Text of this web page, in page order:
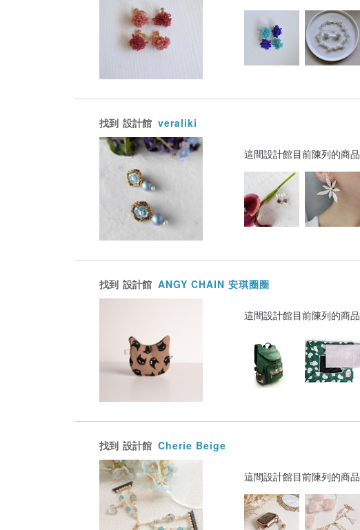
找到 設計館 veraliki
這間設計館目前陳列的商品
找到 設計館 ANGY CHAIN 安琪圈圈
這間設計館目前陳列的商品
找到 設計館 Cherie Beige
這間設計館目前陳列的商品